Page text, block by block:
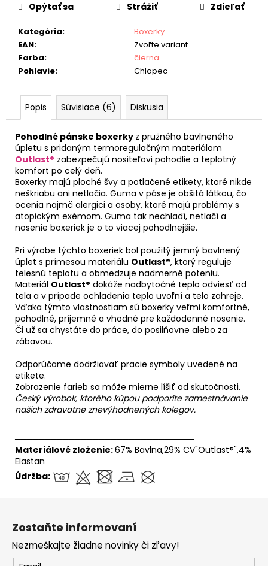
Kategória:
Boxerky
EAN:
Zvoľte variant
Farba:
čierna
Pohlavie: Chlapec
Opýtať sa Strážiť Zdieľať
Popis Súvisiace (6) Diskusia
Pohodlné pánske boxerky z pružného bavlneného
úpletu s pridaným termoregulačným materiálom
Outlast® zabezpečujú nositeľovi pohodlie a teplotný
komfort po celý deň.
Boxerky majú ploché švy a potlačené etikety, ktoré nikde
neškriabu ani netlačia. Guma v páse je obšitá látkou, čo
ocenia najmä alergici a osoby, ktoré majú problémy s
atopickým exémom. Guma tak nechladí, netlačí a
nosenie boxeriek je o to viacej pohodlnejšie.
Pri výrobe týchto boxeriek bol použitý jemný bavlnený
úplet s prímesou materiálu Outlast®, ktorý reguluje
telesnú teplotu a obmedzuje nadmerné poteniu.
Materiál Outlast® dokáže nadbytočné teplo odviesť od
tela a v prípade ochladenia teplo uvoľní a telo zahreje.
Vďaka týmto vlastnostiam sú boxerky veľmi komfortné,
pohodlné, príjemné a vhodné pre každodenné nosenie.
Či už sa chystáte do práce, do posilňovne alebo za
zábavou.
Odporúčame dodržiavať pracie symboly uvedené na
etikete.
Zobrazenie farieb sa môže mierne líšiť od skutočnosti.
Český výrobok, ktorého kúpou podporíte zamestnávanie
našich zdravotne znevýhodnených kolegov.
══════════════════════════════
Materiálové zloženie:67% Bavlna,29% CV"Outlast®",4%
Elastan
Údržba:
Zostaňte informovaní
Nezmeškajte žiadne novinky či zľavy!